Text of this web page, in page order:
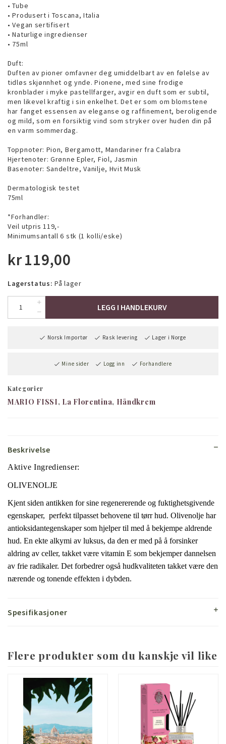
• Tube
• Produsert i Toscana, Italia
• Vegan sertifisert
• Naturlige ingredienser
• 75ml
Duft:
Duften av pioner omfavner deg umiddelbart av en følelse av
tidløs skjønnhet og ynde. Pionene, med sine frodige
kronblader i myke pastellfarger, avgir en duft som er subtil,
men likevel kraftig i sin enkelhet. Det er som om blomstene
har fanget essensen av eleganse og raffinement, beroligende
og mild, som en forsiktig vind som stryker over huden din på
en varm sommerdag.
Toppnoter: Pion, Bergamott, Mandariner fra Calabra
Hjertenoter: Grønne Epler, Fiol, Jasmin
Basenoter: Sandeltre, Vanilje, Hvit Musk
Dermatologisk testet
75ml
*Forhandler:
Veil utpris 119,-
Minimumsantall 6 stk (1 kolli/eske)
kr119,00
Lagerstatus: På lager
LEGG I HANDLEKURV
Norsk Importør Rask levering Lager i Norge
Mine sider Logg inn Forhandlere
Kategorier
MARIO FISSI La Florentina Håndkrem
Beskrivelse
Aktive Ingredienser:
OLIVENOLJE
Kjent siden antikken for sine regenererende og fuktighetsgivende
egenskaper, perfekt tilpasset behovene til tørr hud. Olivenolje har
antioksidantegenskaper som hjelper til med å bekjempe aldrende
hud. En ekte alkymi av luksus, da den er med på å forsinker
aldring av celler, takket være vitamin E som bekjemper dannelsen
av frie radikaler. Det forbedrer også hudkvaliteten takket være den
nærende og tonende effekten i dybden.
Spesifikasjoner
Flere produkter som du kanskje vil like